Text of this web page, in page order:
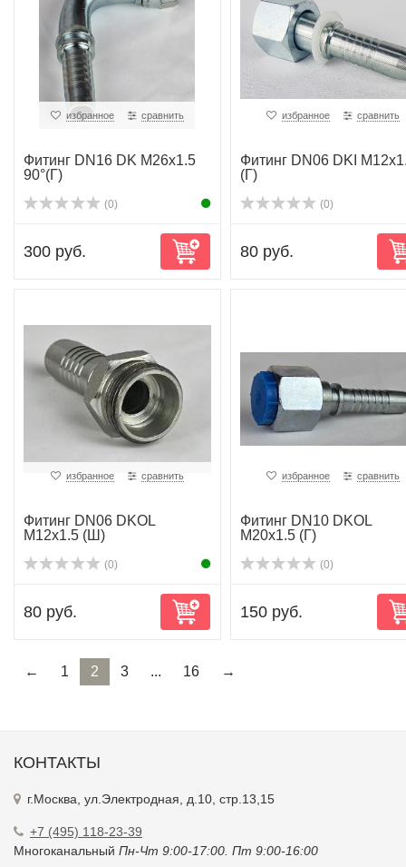
избранное сравнить
Фитинг DN16 DK M26x1.5
90°(Г)
(0)
300 руб.
избранное сравнить
Фитинг DN06 DKI
(Г)
(0)
80 руб.
избранное сравнить
Фитинг DN06 DKOL
M12x1.5 (Ш)
(0)
80 руб.
избранное сравнить
Фитинг DN10 DKOL
M20x1.5 (Г)
(0)
150 руб.
← 1 2 3 ... 16 →
КОНТАКТЫ
г.Москва, ул.Электродная, д.10, стр.13,15
+7 (495) 118-23-39
Многоканальный Пн-Чт 9:00-17:00. Пт 9:00-16:00